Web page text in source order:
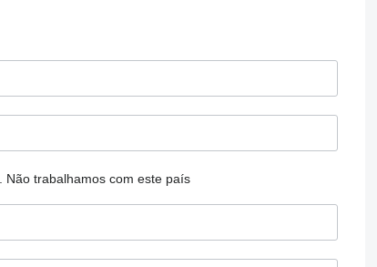
Não trabalhamos com este país